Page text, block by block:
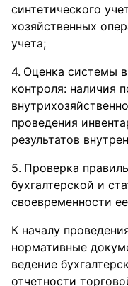
синтетического
хозяйственных
учета;
Оценка системы
контроля: наличия
проведения
результатов
Проверка
бухгалтерской и
своевременности
К началу
нормативные
ведение
отчетности